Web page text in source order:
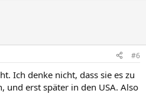
#6
Ich denke nicht, dass sie es zu
und erst später in den USA. Also